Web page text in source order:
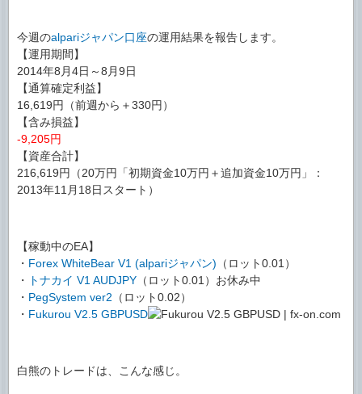
今週のalpariジャパン口座の運用結果を報告します。
【運用期間】
2014年8月4日～8月9日
【通算確定利益】
16,619円（前週から＋330円）
【含み損益】
-9,205円
【資産合計】
216,619円（20万円「初期資金10万円＋追加資金10万円」：
2013年11月18日スタート）
【稼動中のEA】
・ Forex WhiteBear V1 (alpariジャパン) （ロット0.01）
・
トナカイ V1 AUDJPY （ロット0.01）お休み中
・ PegSystem ver2 （ロット0.02）
・ Fukurou V2.5 GBPUSD
白熊のトレードは、こんな感じ。